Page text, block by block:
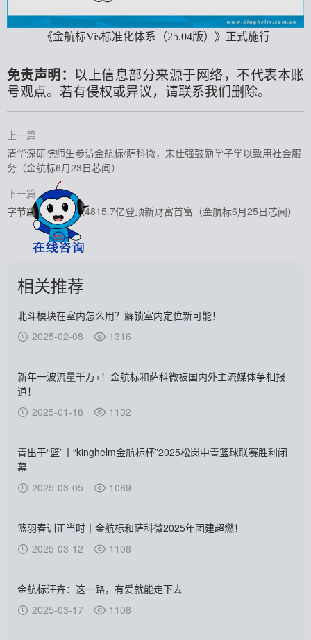
《金航标Vis标准化体系（25.04版）》正式施行
免责声明： 以上信息部分来源于网络，不代表本账
号观点。若有侵权或异议，请联系我们删除。
上一篇
清华深研院师生参访金航标/萨科微，宋仕强鼓励学子学以致用社会服
务（金航标6月23日芯闻）
下一篇
字节跳动张一鸣以4815.7亿登顶新财富首富（金航标6月25日芯闻）
相关推荐
北斗模块在室内怎么用？解锁室内定位新可能！
2025-02-08
1316
新年一波流量千万+！金航标和萨科微被国内外主流媒体争相报
道！
2025-01-18
1132
青出于“篮”丨“kinghelm金航标杯”2025松岗中青篮球联赛胜利闭
幕
2025-03-05
1069
篮羽春训正当时丨金航标和萨科微2025年团建超燃！
2025-03-12
1108
金航标汪卉：这一路，有爱就能走下去
2025-03-17
1108